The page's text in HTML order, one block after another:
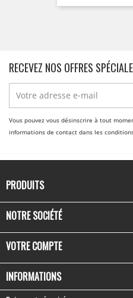
RECEVEZ NOS OFFRES
Vous pouvez vous désinscrire à tout
informations de contact dans les
PRODUITS
NOTRE SOCIÉTÉ
VOTRE COMPTE
INFORMATIONS